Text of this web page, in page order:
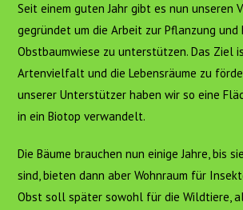
Seit einem guten Jahr gibt es nun unseren
gegründet um die Arbeit zur Pflanzung und
Obstbaumwiese zu unterstützen. Das Ziel
Artenvielfalt und die Lebensräume zu
unserer Unterstützer haben wir so eine
in ein Biotop verwandelt.
Die Bäume brauchen nun einige Jahre, bis
sind, bieten dann aber Wohnraum für
Obst soll später sowohl für die Wildtiere,